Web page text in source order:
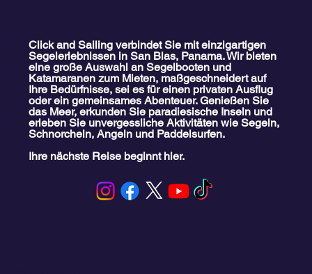
Familien-Katamaran-Ausflug nach San
Blas
Click and Sailing verbindet Sie mit einzigartigen
Segelerlebnissen in San Blas, Panama. Wir bieten
eine große Auswahl an Segelbooten und
Katamaranen zum Mieten, maßgeschneidert auf
Ihre Bedürfnisse, sei es für einen privaten Ausflug
oder ein gemeinsames Abenteuer. Genießen Sie
das Meer, erkunden Sie paradiesische Inseln und
erleben Sie unvergessliche Aktivitäten wie Segeln,
Schnorcheln, Angeln und Paddelsurfen.
Ihre nächste Reise beginnt hier.